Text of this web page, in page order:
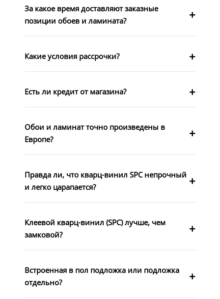
За какое время доставляют заказные
позиции обоев и ламината?
Какие условия рассрочки?
Есть ли кредит от магазина?
Обои и ламинат точно произведены в
Европе?
Правда ли, что кварц-винил SPC непрочный
и легко царапается?
Клеевой кварц-винил (SPC) лучше, чем
замковой?
Встроенная в пол подложка или подложка
отдельно?